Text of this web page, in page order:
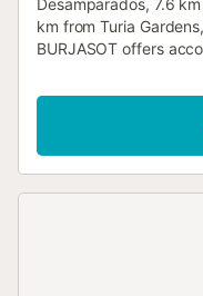
Desamparados, 7.6
km from Turia
BURJASOT offers